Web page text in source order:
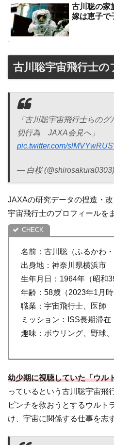
古川聡の家
嫁は恵子で
古川聡宇宙飛行士
「古川聡宇宙飛行士らの
切行為 JAXA会見へ」
pic.twitter.com/
— 白桜 (@shirosakura0303)
JAXAの研究データの捏造・
宇宙飛行士のプロフィールを
名前：古川聡（ふるかわ・
出身地：神奈川県横浜市
生年月日：1964年（昭和
年齢：58歳（2023年1月時
職業：宇宙飛行士、医師
ミッション：ISS長期滞在
趣味：ボウリング、野球
幼少期に視聴していた「ウル
っているという古川聡宇宙飛
ピンチを救おうとするウルト
け、宇宙に関係する仕事を志